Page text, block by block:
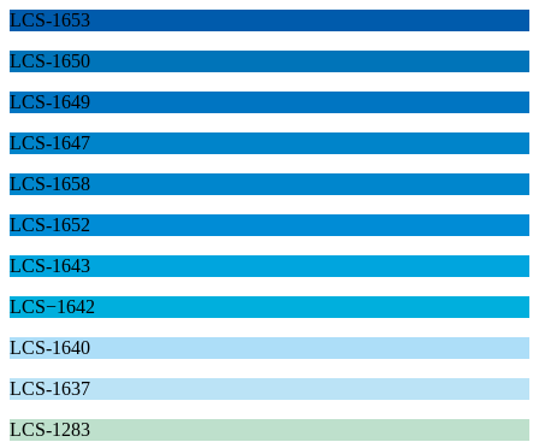
LCS-1653
LCS-1650
LCS-1649
LCS-1647
LCS-1658
LCS-1652
LCS-1643
LCS−1642
LCS-1640
LCS-1637
LCS-1283